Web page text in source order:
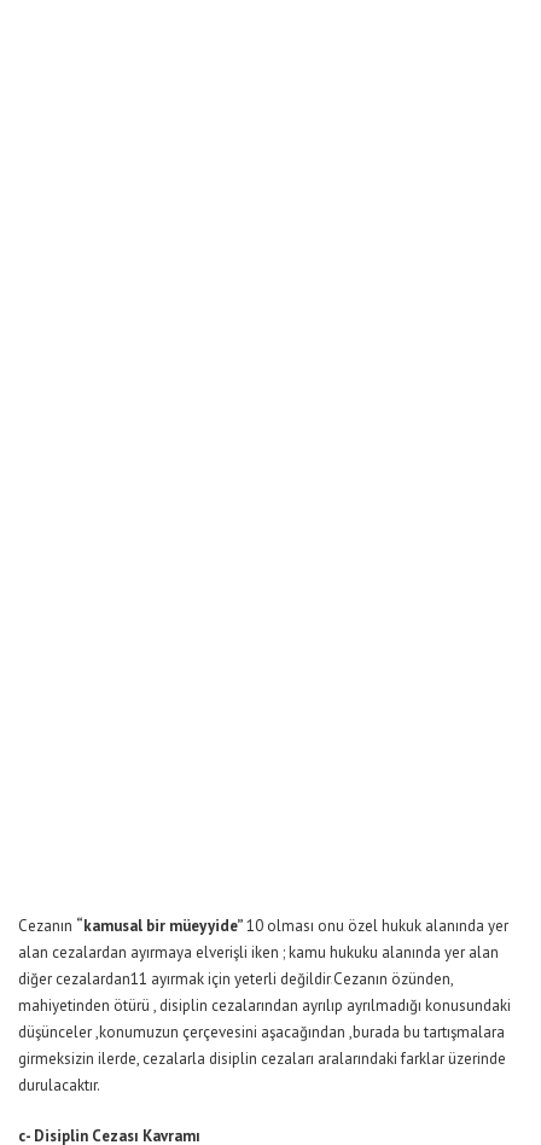
Cezanın “kamusal bir müeyyide”10 olması onu özel hukuk alanında yer
alan cezalardan ayırmaya elverişli iken ; kamu hukuku alanında yer alan
diğer cezalardan11 ayırmak için yeterli değildir.Cezanın özünden,
mahiyetinden ötürü , disiplin cezalarından ayrılıp ayrılmadığı konusundaki
düşünceler ,konumuzun çerçevesini aşacağından ,burada bu tartışmalara
girmeksizin ilerde, cezalarla disiplin cezaları aralarındaki farklar üzerinde
durulacaktır.
c- Disiplin Cezası Kavramı